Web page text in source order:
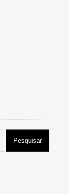
Pesquisar